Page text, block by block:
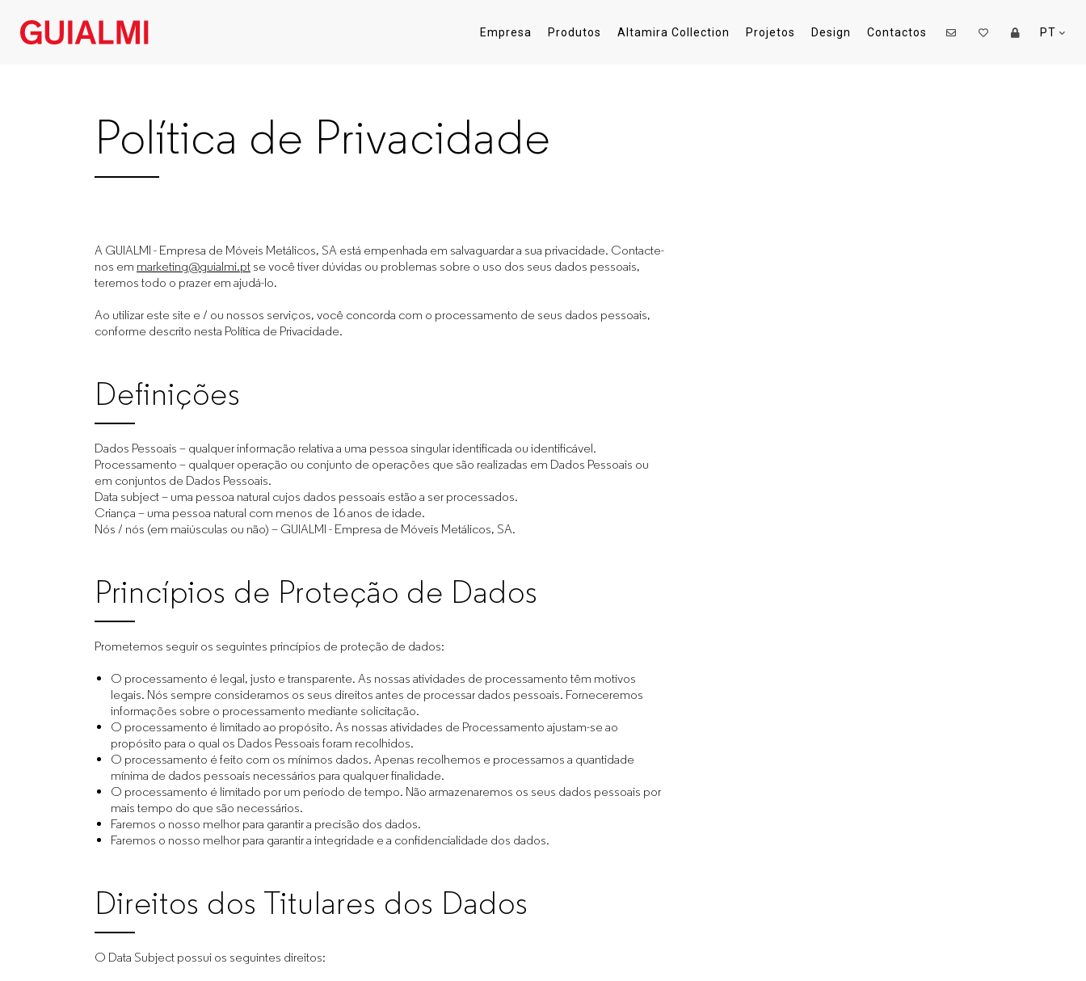
Empresa Produtos Altamira Collection Projetos Design Contactos PT
Política de Privacidade
A GUIALMI - Empresa de Móveis Metálicos, SA está empenhada em salvaguardar a sua privacidade. Contacte-
nos em marketing@guialmi.pt se você tiver dúvidas ou problemas sobre o uso dos seus dados pessoais,
teremos todo o prazer em ajudá-lo.
Ao utilizar este site e / ou nossos serviços, você concorda com o processamento de seus dados pessoais,
conforme descrito nesta Política de Privacidade.
Definições
Dados Pessoais – qualquer informação relativa a uma pessoa singular identificada ou identificável.
Processamento – qualquer operação ou conjunto de operações que são realizadas em Dados Pessoais ou
em conjuntos de Dados Pessoais.
Data subject – uma pessoa natural cujos dados pessoais estão a ser processados.
Criança – uma pessoa natural com menos de 16 anos de idade.
Nós / nós (em maiúsculas ou não) – GUIALMI - Empresa de Móveis Metálicos, SA.
Princípios de Proteção de Dados
Prometemos seguir os seguintes princípios de proteção de dados:
O processamento é legal, justo e transparente. As nossas atividades de processamento têm motivos
legais. Nós sempre consideramos os seus direitos antes de processar dados pessoais. Forneceremos
informações sobre o processamento mediante solicitação.
O processamento é limitado ao propósito. As nossas atividades de Processamento ajustam-se ao
propósito para o qual os Dados Pessoais foram recolhidos.
O processamento é feito com os mínimos dados. Apenas recolhemos e processamos a quantidade
mínima de dados pessoais necessários para qualquer finalidade.
O processamento é limitado por um período de tempo. Não armazenaremos os seus dados pessoais por
mais tempo do que são necessários.
Faremos o nosso melhor para garantir a precisão dos dados.
Faremos o nosso melhor para garantir a integridade e a confidencialidade dos dados.
Direitos dos Titulares dos Dados
O Data Subject possui os seguintes direitos: